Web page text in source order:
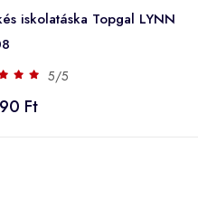
iskolatáska Topgal LYNN
5/5
Ft